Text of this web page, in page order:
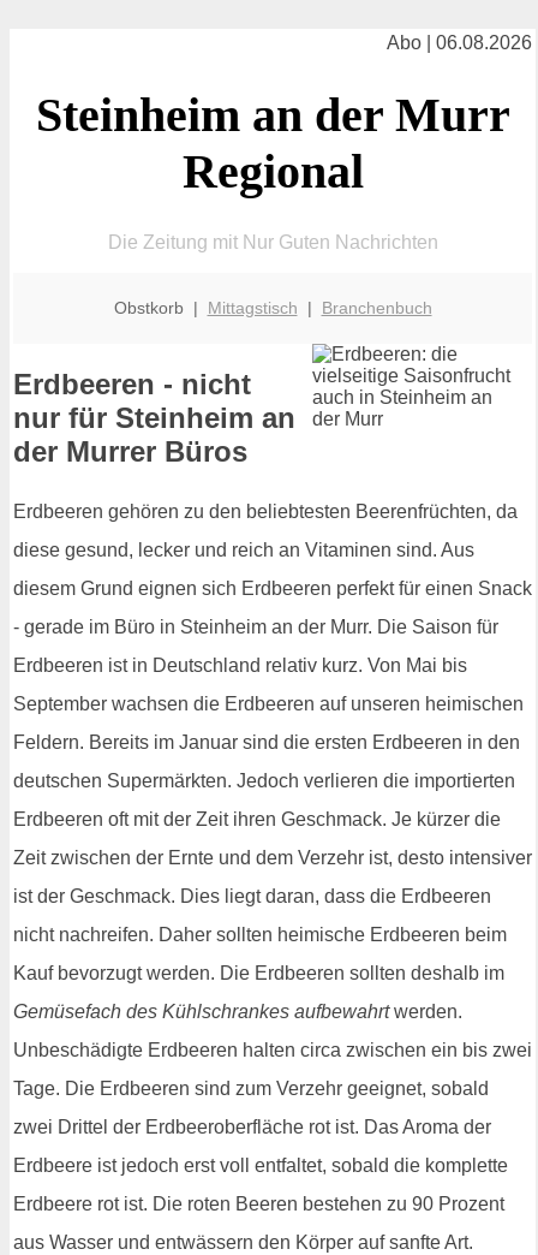
Abo | 06.08.2026
Steinheim an der Murr
Regional
Die Zeitung mit Nur Guten Nachrichten
Obstkorb | Mittagstisch | Branchenbuch
Erdbeeren - nicht
nur für Steinheim an
der Murrer Büros
Erdbeeren gehören zu den beliebtesten Beerenfrüchten, da
diese gesund, lecker und reich an Vitaminen sind. Aus
diesem Grund eignen sich Erdbeeren perfekt für einen Snack
- gerade im Büro in Steinheim an der Murr. Die Saison für
Erdbeeren ist in Deutschland relativ kurz. Von Mai bis
September wachsen die Erdbeeren auf unseren heimischen
Feldern. Bereits im Januar sind die ersten Erdbeeren in den
deutschen Supermärkten. Jedoch verlieren die importierten
Erdbeeren oft mit der Zeit ihren Geschmack. Je kürzer die
Zeit zwischen der Ernte und dem Verzehr ist, desto intensiver
ist der Geschmack. Dies liegt daran, dass die Erdbeeren
nicht nachreifen. Daher sollten heimische Erdbeeren beim
Kauf bevorzugt werden. Die Erdbeeren sollten deshalb im
Gemüsefach des Kühlschrankes aufbewahrtwerden.
Unbeschädigte Erdbeeren halten circa zwischen ein bis zwei
Tage. Die Erdbeeren sind zum Verzehr geeignet, sobald
zwei Drittel der Erdbeeroberfläche rot ist. Das Aroma der
Erdbeere ist jedoch erst voll entfaltet, sobald die komplette
Erdbeere rot ist. Die roten Beeren bestehen zu 90 Prozent
aus Wasser und entwässern den Körper auf sanfte Art.